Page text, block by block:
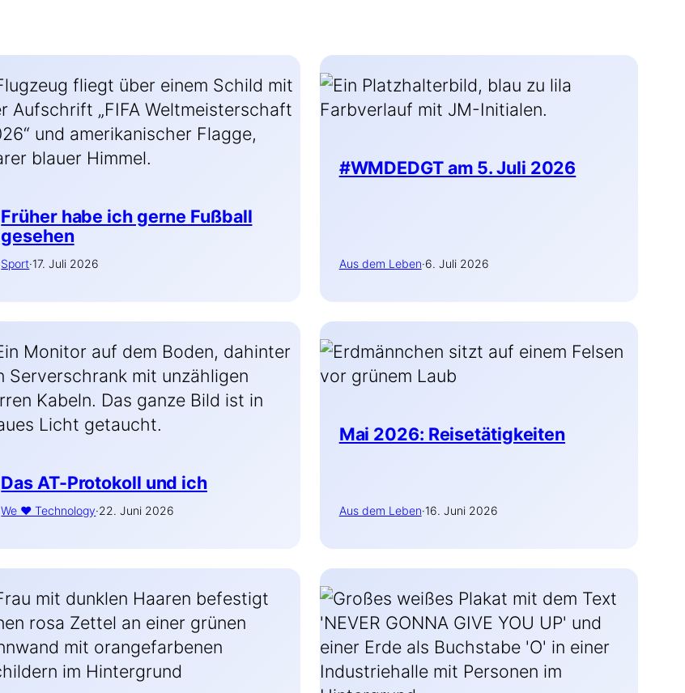
Früher habe ich gerne Fußball
gesehen
Sport·17. Juli 2026
#WMDEDGT am 5. Juli 2026
Aus dem Leben·6. Juli 2026
Das AT-Protokoll und ich
We ♥ Technology·22. Juni 2026
Mai 2026: Reisetätigkeiten
Aus dem Leben·16. Juni 2026